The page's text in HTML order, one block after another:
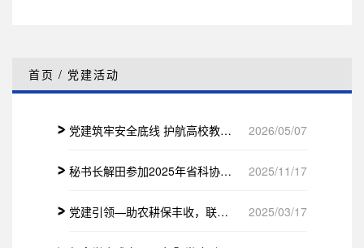
首页 / 党建活动
党建筑牢安全底线 护航高校教学科研 ——学会与贵州工程应用技术学院开展实验室危化品安全管理主题活动 2026/05/07
秘书长解田参加2025年省科协学会秘书长沙龙 2025/11/17
党建引领—助农耕保丰收，联合开展化肥科普惠农服务 2025/03/17